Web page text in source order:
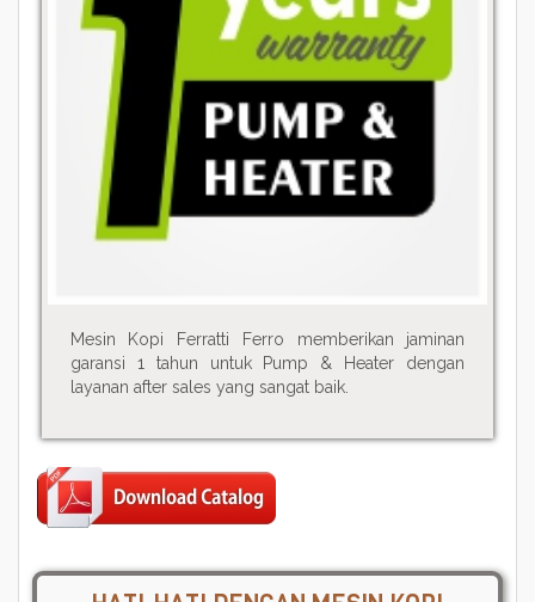
Mesin Kopi Ferratti Ferro memberikan jaminan
garansi 1 tahun untuk Pump & Heater dengan
layanan after sales yang sangat baik.